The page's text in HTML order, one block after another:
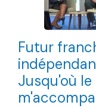
Futur
Jusqu'où